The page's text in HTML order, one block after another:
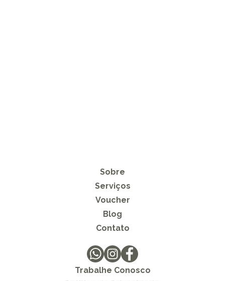
Sobre
Serviços
Voucher
Blog
Contato
Trabalhe Conosco